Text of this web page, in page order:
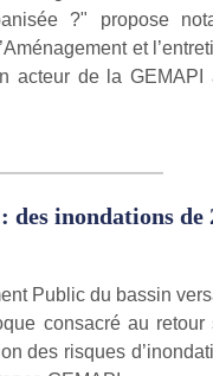
?" propose
et
acteur de la GEMAPI
inondations de
Public du bassin
consacré au
des risques